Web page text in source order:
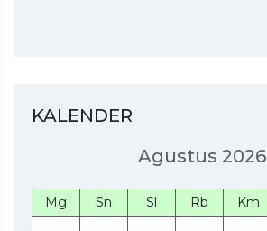
KALENDER
Agustus 2026
Mg Sn Sl Rb Km